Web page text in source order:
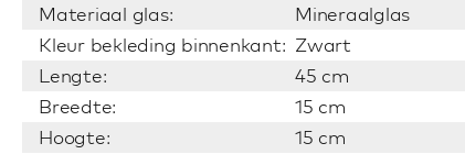
Materiaal glas:
Mineraalglas
Kleur bekleding binnenkant: Zwart
Lengte:
45 cm
Breedte:
15 cm
Hoogte:
15 cm